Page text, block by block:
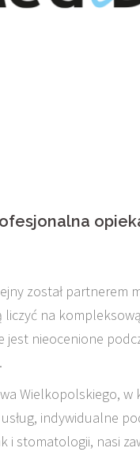
został partnerem
liczyć na
nieocenione
Wielkopolskiego,
indywidualne
i stomatologii, nasi